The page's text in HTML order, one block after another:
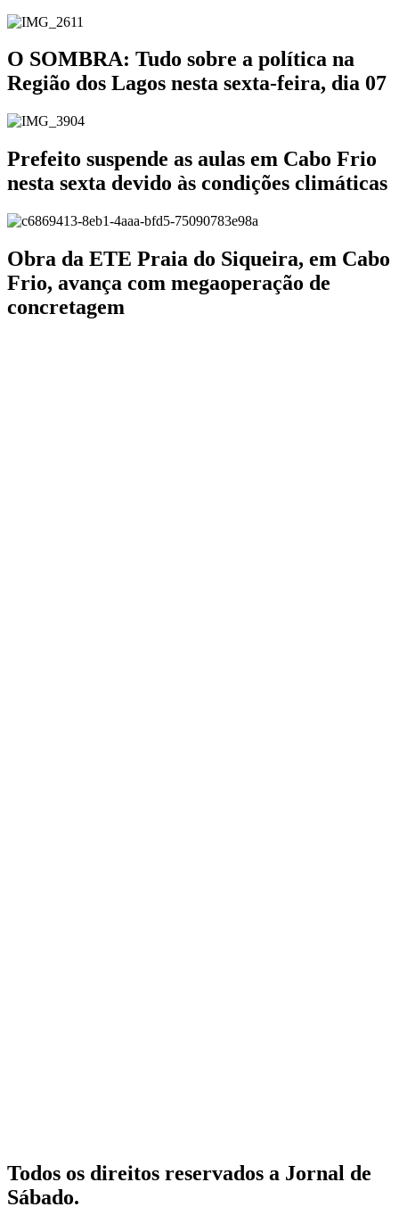
O SOMBRA: Tudo sobre a política na
Região dos Lagos nesta sexta-feira, dia 07
Prefeito suspende as aulas em Cabo Frio
nesta sexta devido às condições climáticas
Obra da ETE Praia do Siqueira, em Cabo
Frio, avança com megaoperação de
concretagem
Todos os direitos reservados a Jornal de
Sábado.